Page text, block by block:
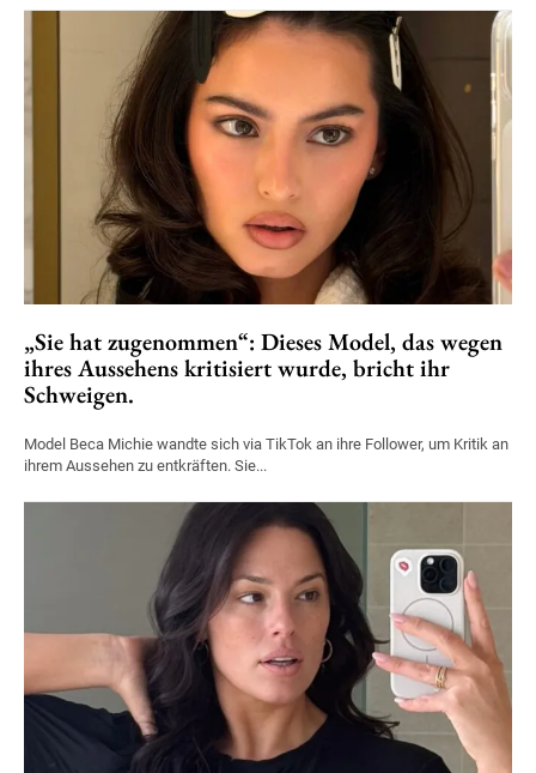
„Sie hat zugenommen“: Dieses Model, das wegen
ihres Aussehens kritisiert wurde, bricht ihr
Schweigen.
Model Beca Michie wandte sich via TikTok an ihre Follower, um Kritik an
ihrem Aussehen zu entkräften. Sie...